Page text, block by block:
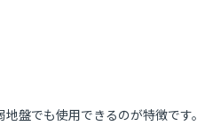
盤でも使用できるのが特徴です。